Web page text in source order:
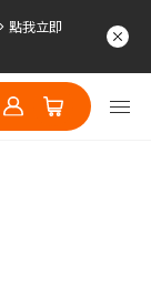
點我立即
點我立即
點我立即
我立即